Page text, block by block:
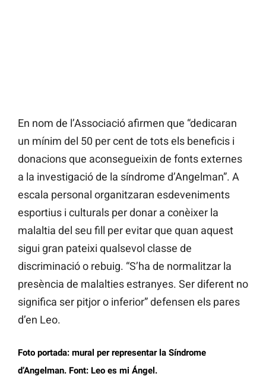
En nom de l’Associació afirmen que “dedicaran
un mínim del 50 per cent de tots els beneficis i
donacions que aconsegueixin de fonts externes
a la investigació de la síndrome d’Angelman”. A
escala personal organitzaran esdeveniments
esportius i culturals per donar a conèixer la
malaltia del seu fill per evitar que quan aquest
sigui gran pateixi qualsevol classe de
discriminació o rebuig. “S’ha de normalitzar la
presència de malalties estranyes. Ser diferent no
significa ser pitjor o inferior” defensen els pares
d’en Leo.
Foto portada: mural per representar la Síndrome
d’Angelman. Font: Leo es mi Ángel.